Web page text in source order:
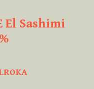
El Sashimi